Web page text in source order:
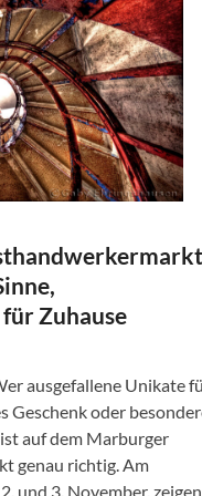
Zuhause
ausgefallene Unikate
Geschenk oder
auf dem Marburger
genau richtig. Am
und 3. November, zeigen